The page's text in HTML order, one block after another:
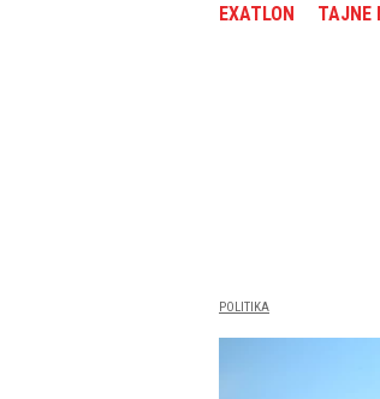
EXATLON TAJNE
POLITIKA